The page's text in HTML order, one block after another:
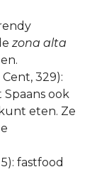
zona alta
329):
ook
eten. Ze
fastfood